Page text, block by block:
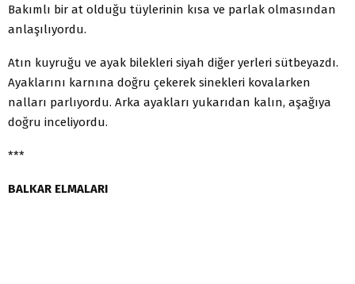
Bakımlı bir at olduğu tüylerinin kısa ve parlak olmasından
anlaşılıyordu.
Atın kuyruğu ve ayak bilekleri siyah diğer yerleri sütbeyazdı.
Ayaklarını karnına doğru çekerek sinekleri kovalarken
nalları parlıyordu. Arka ayakları yukarıdan kalın, aşağıya
doğru inceliyordu.
***
BALKAR ELMALARI